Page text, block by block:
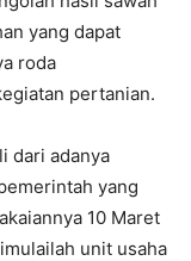
yang dapat
roda
pertanian.
dari adanya
yang
10 Maret
unit usaha